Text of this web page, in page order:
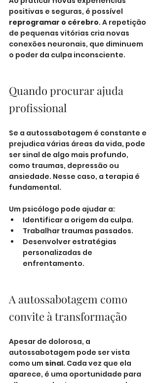
positivas e seguras, é possível
reprogramar o cérebro. A repetição
de pequenas vitórias cria novas
conexões neuronais, que diminuem
o poder da culpa inconsciente.
Quando procurar ajuda
profissional
Se a autossabotagem é constante e
prejudica várias áreas da vida, pode
ser sinal de algo mais profundo,
como traumas, depressão ou
ansiedade. Nesse caso, a terapia é
fundamental.
Um psicólogo pode ajudar a:
Identificar a origem da culpa.
Trabalhar traumas passados.
Desenvolver estratégias
personalizadas de
enfrentamento.
A autossabotagem como
convite à transformação
Apesar de dolorosa, a
autossabotagem pode ser vista
como um sinal. Cada vez que ela
aparece, é uma oportunidade para